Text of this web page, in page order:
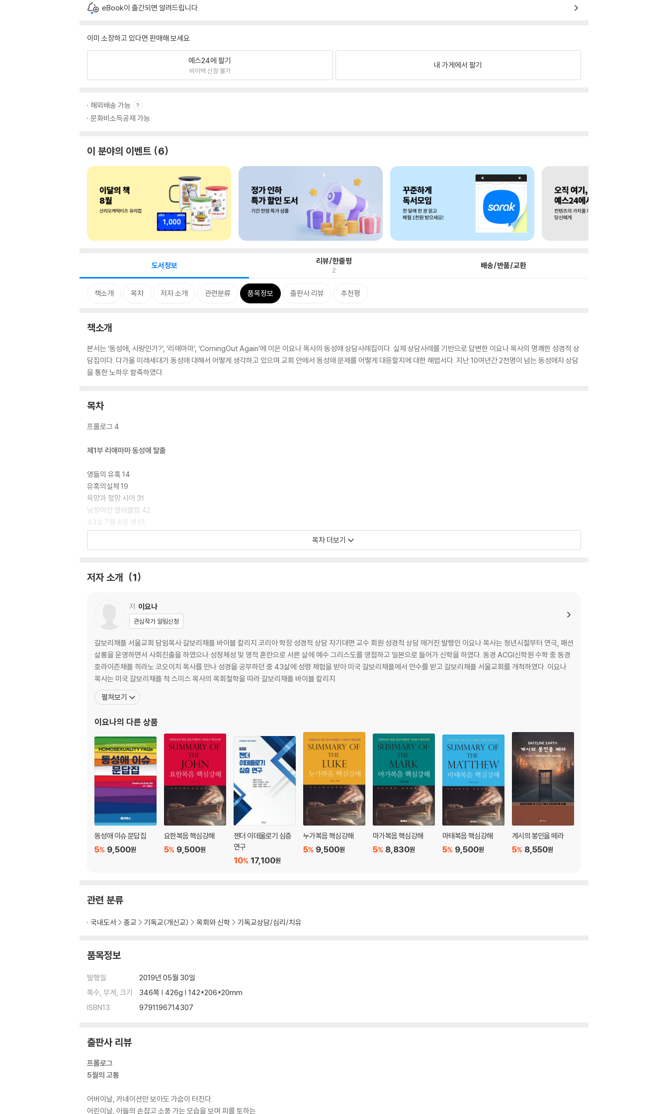
eBook이 출간되면 알려드립니다.
이미 소장하고 있다면 판매해 보세요.
예스24에 팔기
바이백 신청 불가
내 가게에서 팔기
해외배송 가능
문화비소득공제 가능
이 분야의 이벤트 6
도서정보 리뷰/한줄평
2 배송/반품/교환
책소개 목차 저자 소개 관련분류 품목정보 출판사 리뷰 추천평
책소개
본서는 ‘동성애, 사랑인가?’, ‘리애마마’, ‘ComingOut Again’에 이은 이요나 목사의 동성애 상담사례집이다. 실제 상담사례를 기반으로 답변한 이요나 목사의 명쾌한 성경적 상
담집이다. 다가올 미래세대가 동성애 대해서 어떻게 생각하고 있으며 교회 안에서 동성애 문제를 어떻게 대응할지에 대한 해법서다. 지난 10여년간 2천명이 넘는 동성애자 상담
을 통한 노하우 함축하였다.
목차
프롤로그 4
제1부 리애마마 동성애 탈출
영들의 유혹 14
유혹의실체 19
욕망과 절망 사이 31
남장여인 열애클럽 42
43살 7월 4일 생 61
탈동성애 증언 (2) 절대로 채울 수 없는 밑 빠진 독 77
탈동성애 증언 (4) 남성이란 존재는 두려운 존재였습니다 90
탈동성애 증언 (5) 스스로 만들어낸 거절 속의 비참함 92
탈동성애 증언 (6) 아무도 늦지는 않았다 새롭게 시작할 수 있다 97
탈동성애 증언 (7) 과연 평생을 참고 살 수 있을까? 101
탈동성애 증언 (8) 나의 믿음 생활은 헛것이었구나 109
탈동성애 증언 (9) 동성애자로서 사느니 그냥 죽는 게 낫겠다 114
탈동성애 증언 (10) 이제 예전처럼 아파하지 않을 수도 있겠다 119
제3부 동성애, 운명인가요?
상담사례 (1) 동성애 이반적 변증 124
상담사례 (2) 동성애는 저주의 결과인가요? 136
상담사례 (3) 제가 동성애 귀신들린 건가요? 149
상담사례 (4) 이젠 죽고 싶습니다 151
상담사례 (5) 결혼, 직장생활에도 실패했습니다 153
상담사례 (6) 지워지지 않는 죄의 흔적 155
상담사례 (7) 지옥에 가고 싶지 않아요 156
상담사례 (8) 점점 옭아매는 사슬처럼 159
제4부 우리 아들, 딸 어떡해요
상담사례 (9) 어머니의 눈물 162
상담사례 (13) 고등학교 딸이 레즈비언이래요 177
상담사례 (15) 변비로 괄약근이 파괴가 되나요? 180
상담사례 (17) 어느 전도사의 금욕생활의 고뇌 188
상담사례 (18) 신학을 하고 있는데 199
상담사례 (19) 동성애자의 결혼 가능할까요? 204
상담사례 (22) 동성애 상담 어떻게 해야 할지 212
상담사례 (23) 성적충동, 본능이잖아요? 217
상담사례 (24) 제가 배우들을 좋아하는데 221
상담사례 (26) 크고 근육질인 남자를 보면 못 견딥니다 223
상담사례 (27) 교회 가는 게 죄스러워요 225
목차 더보기
저자 소개 1
저 이요나
관심작가 알림신청
갈보리채플 서울교회 담임목사 갈보리채플 바이블 칼리지 코리아 학장 성경적 상담 자기대면 교수 회원 성경적 상담 매거진 발행인 이요나 목사는 청년시절부터 연극, 패션
살롱을 운영하면서 사회진출을 하였으나 성정체성 및 영적 혼란으로 서른 살에 예수 그리스도를 영접하고 일본으로 들어가 신학을 하였다. 동경 ACGI신학원 수학 중 동경
호라이즌채플 히라노 코오이치 목사를 만나 성경을 공부하던 중 43살에 성령 체험을 받아 미국 갈보리채플에서 안수를 받고 갈보리채플 서울교회를 개척하였다. 이요나
목사는 미국 갈보리채플 척 스미스 목사의 목회철학을 따라 갈보리채플 바이블 칼리지
펼쳐보기
이요나의 다른 상품
동성애 이슈 문답집
9,500원
5%
요한복음 핵심강해
9,500원
5%
젠더 이데올로기 심층
연구
17,100원
10%
누가복음 핵심강해
9,500원
5%
마가복음 핵심강해
8,830원
5%
마태복음 핵심강해
9,500원
5%
계시의 봉인을 떼라
8,550원
5%
관련 분류
국내도서 종교 기독교(개신교) 목회와 신학 기독교상담/심리/치유
품목정보
발행일
2019년 05월 30일
쪽수, 무게, 크기
346쪽 | 426g | 142*206*20mm
ISBN13
9791196714307
출판사 리뷰
프롤로그
5월의 고통
어버이날, 카네이션만 보아도 가슴이 터진다.
어린이날, 아들의 손잡고 소풍 가는 모습을 보며 피를 토하는